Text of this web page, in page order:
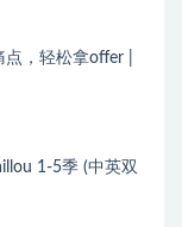
，轻松拿offer |
1-5季 (中英双